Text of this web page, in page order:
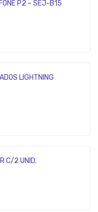
P2 – SEJ-B15
LIGHTNING
C/2 UNID.